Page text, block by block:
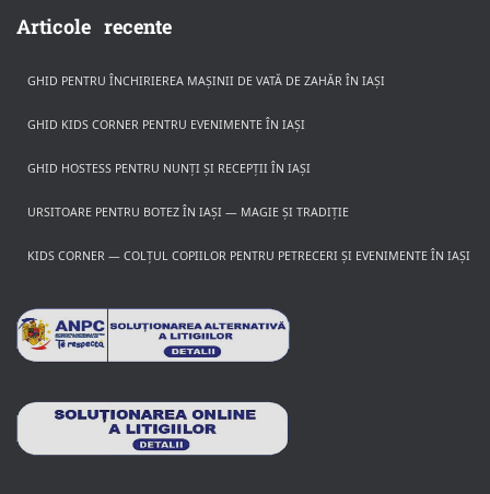
Articole recente
GHID PENTRU ÎNCHIRIEREA MAȘINII DE VATĂ DE ZAHĂR ÎN IAȘI
GHID KIDS CORNER PENTRU EVENIMENTE ÎN IAȘI
GHID HOSTESS PENTRU NUNȚI ȘI RECEPȚII ÎN IAȘI
URSITOARE PENTRU BOTEZ ÎN IAȘI — MAGIE ȘI TRADIȚIE
KIDS CORNER — COLȚUL COPIILOR PENTRU PETRECERI ȘI EVENIMENTE ÎN IAȘI